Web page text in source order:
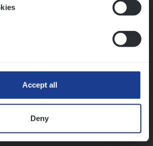
Accept all
Deny
met leidinggevende